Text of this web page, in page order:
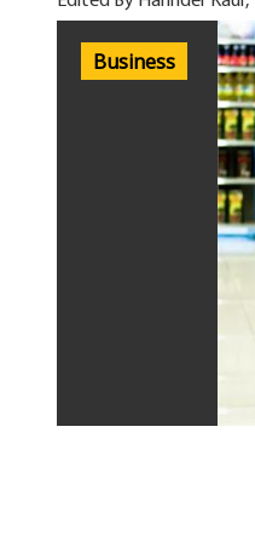
Business